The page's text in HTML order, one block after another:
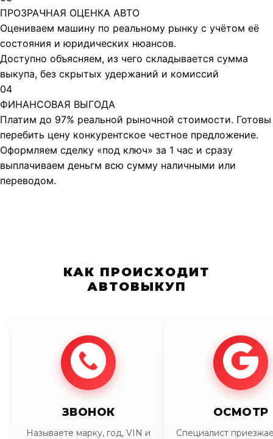
ПРОЗРАЧНАЯ ОЦЕНКА АВТО
Оцениваем машину по реальному рынку с учётом её
состояния и юридических нюансов.​
Доступно объясняем, из чего складывается сумма
выкупа, без скрытых удержаний и комиссий
04
ФИНАНСОВАЯ ВЫГОДА
Платим до 97% реальной рыночной стоимости. Готовы
перебить цену конкурентское честное предложение.
Оформляем сделку «под ключ» за 1 час и сразу
выплачиваем деньгм всю сумму наличными или
переводом.
КАК ПРОИСХОДИТ
АВТОВЫКУП
ЗВОНОК
Называете марку, год, VIN и
ОСМОТР
Специалист